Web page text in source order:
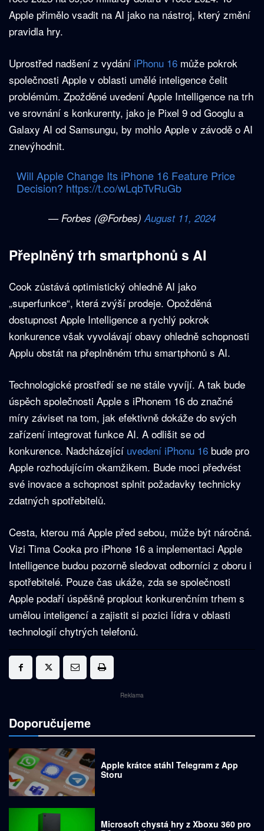
Apple přimělo vsadit na AI jako na nástroj, který změní
pravidla hry.
Uprostřed nadšení z vydání iPhonu 16 může pokrok
společnosti Apple v oblasti umělé inteligence čelit
problémům. Zpožděné uvedení Apple Intelligence na trh
ve srovnání s konkurenty, jako je Pixel 9 od Googlu a
Galaxy AI od Samsungu, by mohlo Apple v závodě o AI
znevýhodnit.
Will Apple Change Its iPhone 16 Feature Price
Decision? https://t.co/wLqbTvRuGb
— Forbes (@Forbes)August 11, 2024
Přeplněný trh smartphonů s AI
Cook zůstává optimistický ohledně AI jako
„superfunkce“, která zvýší prodeje. Opožděná
dostupnost Apple Intelligence a rychlý pokrok
konkurence však vyvolávají obavy ohledně schopnosti
Applu obstát na přeplněném trhu smartphonů s AI.
Technologické prostředí se ne stále vyvíjí. A tak bude
úspěch společnosti Apple s iPhonem 16 do značné
míry záviset na tom, jak efektivně dokáže do svých
zařízení integrovat funkce AI. A odlišit se od
konkurence. Nadcházející uvedení iPhonu 16 bude pro
Apple rozhodujícím okamžikem. Bude moci předvést
své inovace a schopnost splnit požadavky technicky
zdatných spotřebitelů.
Cesta, kterou má Apple před sebou, může být náročná.
Vizi Tima Cooka pro iPhone 16 a implementaci Apple
Intelligence budou pozorně sledovat odborníci z oboru i
spotřebitelé. Pouze čas ukáže, zda se společnosti
Apple podaří úspěšně proplout konkurenčním trhem s
umělou inteligencí a zajistit si pozici lídra v oblasti
technologií chytrých telefonů.
Reklama
Doporučujeme
Apple krátce stáhl Telegram z App
Storu
Microsoft chystá hry z Xboxu 360 pro